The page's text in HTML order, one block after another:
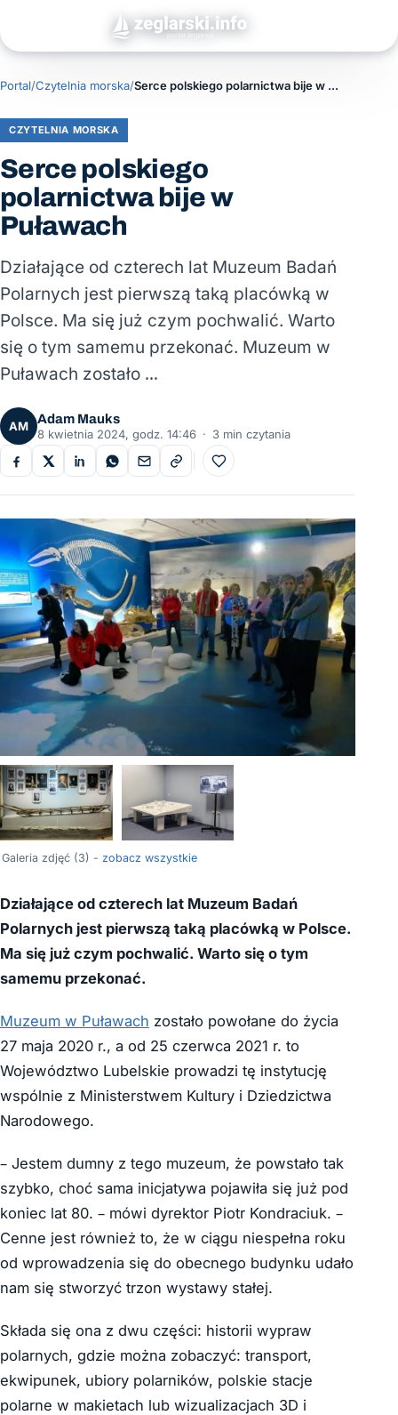
Portal/Czytelnia morska/ Serce polskiego polarnictwa bije w Puławach
CZYTELNIA MORSKA
Serce polskiego
polarnictwa bije w
Puławach
Działające od czterech lat Muzeum Badań
Polarnych jest pierwszą taką placówką w
Polsce. Ma się już czym pochwalić. Warto
się o tym samemu przekonać. Muzeum w
Puławach zostało …
AM
Adam Mauks
8 kwietnia 2024, godz. 14:46 · 3 min czytania
Do ulubionych
Galeria zdjęć (3) - zobacz wszystkie
Działające od czterech lat Muzeum Badań
Polarnych jest pierwszą taką placówką w Polsce.
Ma się już czym pochwalić. Warto się o tym
samemu przekonać.
Muzeum w Puławach zostało powołane do życia
27 maja 2020 r., a od 25 czerwca 2021 r. to
Województwo Lubelskie prowadzi tę instytucję
wspólnie z Ministerstwem Kultury i Dziedzictwa
Narodowego.
– Jestem dumny z tego muzeum, że powstało tak
szybko, choć sama inicjatywa pojawiła się już pod
koniec lat 80. – mówi dyrektor Piotr Kondraciuk. –
Cenne jest również to, że w ciągu niespełna roku
od wprowadzenia się do obecnego budynku udało
nam się stworzyć trzon wystawy stałej.
Składa się ona z dwu części: historii wypraw
polarnych, gdzie można zobaczyć: transport,
ekwipunek, ubiory polarników, polskie stacje
polarne w makietach lub wizualizacjach 3D i